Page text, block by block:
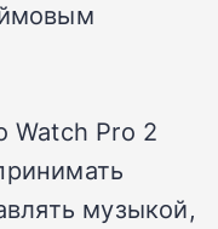
Watch Pro 2
музыкой,